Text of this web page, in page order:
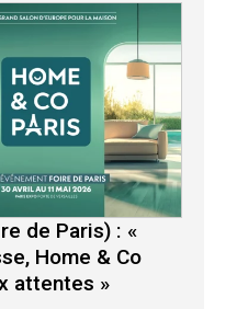
de Paris) : «
Home & Co
attentes »